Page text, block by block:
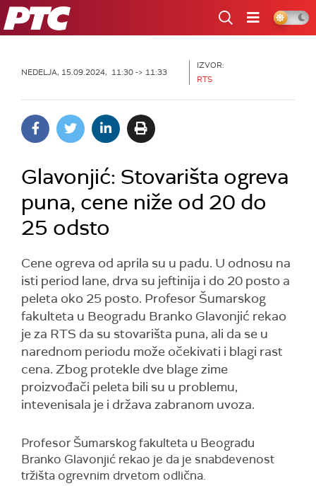
RTS
NEDELJA, 15.09.2024, 11:30 -> 11:33
IZVOR:
RTS
Glavonjić: Stovarišta ogreva
puna, cene niže od 20 do
25 odsto
Cene ogreva od aprila su u padu. U odnosu na
isti period lane, drva su jeftinija i do 20 posto a
peleta oko 25 posto. Profesor Šumarskog
fakulteta u Beogradu Branko Glavonjić rekao
je za RTS da su stovarišta puna, ali da se u
narednom periodu može očekivati i blagi rast
cena. Zbog protekle dve blage zime
proizvođači peleta bili su u problemu,
intevenisala je i država zabranom uvoza.
Profesor Šumarskog fakulteta u Beogradu
Branko Glavonjić rekao je da je snabdevenost
tržišta ogrevnim drvetom odlična.